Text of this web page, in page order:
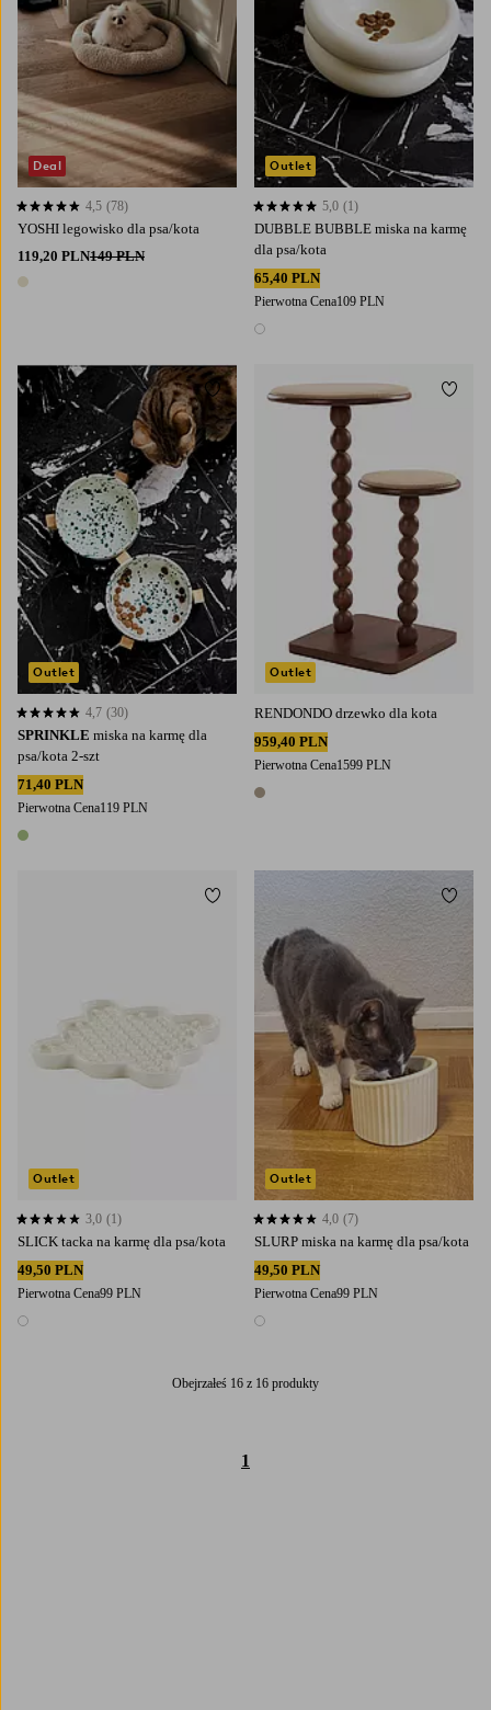
YOSHI legowisko dla psa/kota
119,20 PLN149 PLN
1 kolor
4,5 opierając się na 78 ocenach
4,5 (78)
Deal
DUBBLE BUBBLE miska na karmę
dla psa/kota
65,40 PLN
Pierwotna Cena109 PLN
1 kolor
5,0 opierając się na 1 ocenach
5,0 (1)
Outlet
SPRINKLE miska na karmę dla
psa/kota 2-szt
71,40 PLN
Pierwotna Cena119 PLN
1 kolor
4,7 opierając się na 30 ocenach
4,7 (30)
Outlet
Dodaj do ulubionych
RENDONDO drzewko dla kota
959,40 PLN
Pierwotna Cena1599 PLN
1 kolor
Outlet
SLICK tacka na karmę dla psa/kota
49,50 PLN
Pierwotna Cena99 PLN
1 kolor
3,0 opierając się na 1 ocenach
3,0 (1)
Outlet
Dodaj do ulubionych
SLURP miska na karmę dla psa/kota
49,50 PLN
Pierwotna Cena99 PLN
1 kolor
4,0 opierając się na 7 ocenach
4,0 (7)
Outlet
Obejrzałeś 16 z 16 produkty
1